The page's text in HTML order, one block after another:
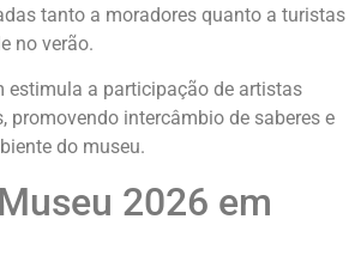
tanto a moradores quanto a turistas
no verão.
estimula a participação de artistas
promovendo intercâmbio de saberes e
do museu.
2026 em